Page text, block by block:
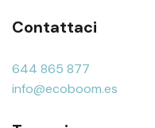
Contattaci
644 865 877
info@ecoboom.es